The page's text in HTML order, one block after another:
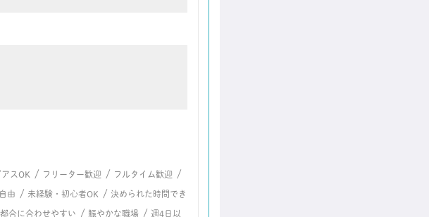
アスOK / フリーター歓迎 / フルタイム歓迎 /
由 / 未経験・初心者OK / 決められた時間でき
合に合わせやすい / 賑やかな職場 / 週4日以